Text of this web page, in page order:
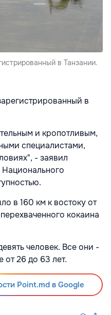
в Танзании.
в
и кропотливым,
специалистами,
- заявил
Национального
в 160 км к востоку от
кокаина
человек. Все они -
от 26 до 63 лет.
Point.md в Google